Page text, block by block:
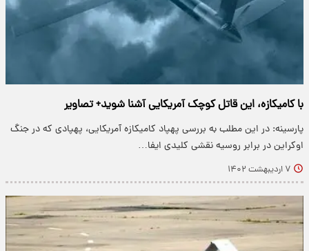
با کامیکازه، این قاتل کوچک آمریکایی آشنا شوید+ تصاویر
پارسینه: در این مطلب به بررسی پهپاد کامیکازه آمریکایی، پهپادی که در جنگ
اوکراین در برابر روسیه نقشی کلیدی ایفا…
۷ اردیبهشت ۱۴۰۲